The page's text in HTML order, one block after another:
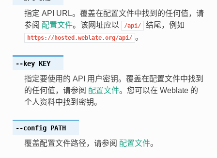
指定 API URL。覆盖在配置文件中找到的任何值，请
参阅 配置文件。该网址应以 /api/ 结尾，例如
https://hosted.weblate.org/api/ 。
--keyKEY
指定要使用的 API 用户密钥。覆盖在配置文件中找到
的任何值，请参阅 配置文件。您可以在 Weblate 的
个人资料中找到密钥。
--configPATH
覆盖配置文件路径，请参阅 配置文件。